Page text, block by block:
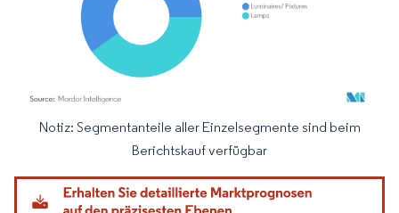
Bild © Mordor Intelligence. Wiederverwendung erfordert Namensnennung
Notiz: Segmentanteile aller Einzelsegmente sind beim
Berichtskauf verfügbar